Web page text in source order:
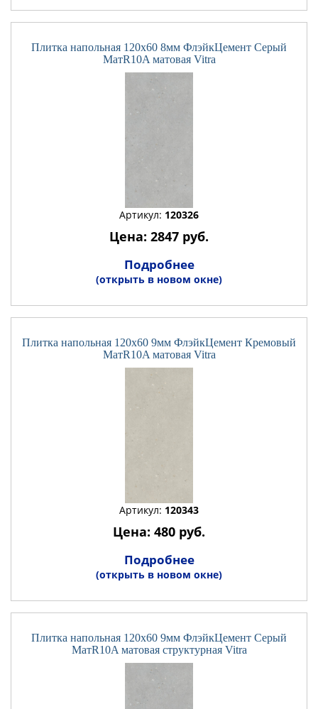
Плитка напольная 120x60 8мм ФлэйкЦемент Серый
МатR10A матовая Vitra
Артикул: 120326
Цена: 2847 руб.
Подробнее
(открыть в новом окне)
Плитка напольная 120x60 9мм ФлэйкЦемент Кремовый
МатR10A матовая Vitra
Артикул: 120343
Цена: 480 руб.
Подробнее
(открыть в новом окне)
Плитка напольная 120x60 9мм ФлэйкЦемент Серый
МатR10A матовая структурная Vitra